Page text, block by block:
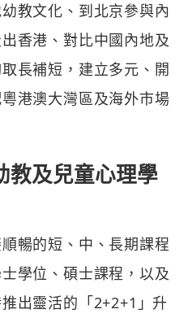
教文化、到北京參與內
香港、對比中國內地及
長補短，建立多元、開
港澳大灣區及海外市場
教及兒童心理學
暢的短、中、長期課程
學位、碩士課程，以及
出靈活的「2+2+1」升